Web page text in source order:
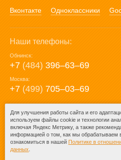
Вконтакте Одноклассники
Наши телефоны:
Обнинск:
+7 (484) 396‒63‒69
Москва:
+7 (499) 705‒03‒69
E-mail:
mail@posuda40.ru
Для улучшения работы сайта и его
используем файлы cookie и технологии
включая Яндекс Метрику, а также
информацией о том, как мы
ознакомиться в нашей Политике в
данных